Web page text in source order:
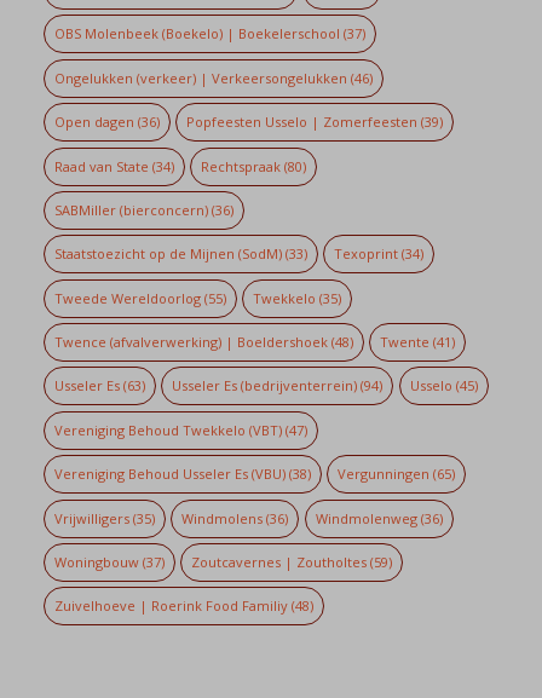
OBS Molenbeek (Boekelo) | Boekelerschool (37)
Ongelukken (verkeer) | Verkeersongelukken (46)
Open dagen (36) Popfeesten Usselo | Zomerfeesten (39)
Raad van State (34) Rechtspraak (80)
SABMiller (bierconcern)(36)
Staatstoezicht op de Mijnen (SodM)(33) Texoprint (34)
Tweede Wereldoorlog(55) Twekkelo (35)
Twence (afvalverwerking) | Boeldershoek(48) Twente (41)
Usseler Es(63) Usseler Es (bedrijventerrein) (94) Usselo (45)
Vereniging Behoud Twekkelo (VBT)(47)
Vereniging Behoud Usseler Es (VBU)(38) Vergunningen (65)
Vrijwilligers(35) Windmolens (36) Windmolenweg(36)
Woningbouw(37) Zoutcavernes | Zoutholtes (59)
Zuivelhoeve | Roerink Food Familiy(48)